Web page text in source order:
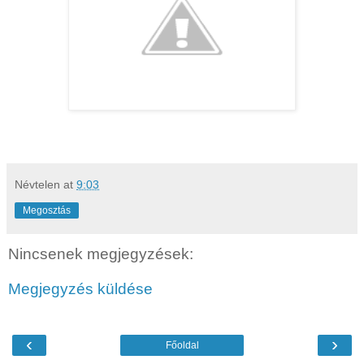
Névtelen at 9:03
Megosztás
Nincsenek megjegyzések:
Megjegyzés küldése
‹ ›
Főoldal